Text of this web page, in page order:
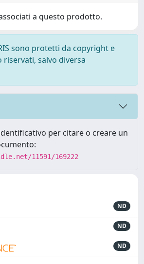
a questo prodotto.
sono protetti da copyright e
salvo diversa
per citare o creare un
11591/169222
ND
ND
ND